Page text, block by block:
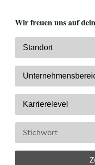
Wir freuen uns auf
Standort
Karrierelevel